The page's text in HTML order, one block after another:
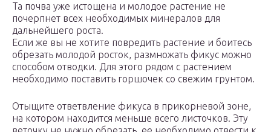
Та почва уже истощена и молодое растение не
почерпнет всех необходимых минералов для
дальнейшего роста.
Если же вы не хотите повредить растение и боитесь
обрезать молодой росток, размножать фикус можно
способом отводки. Для этого рядом с растением
необходимо поставить горшочек со свежим грунтом.
Отыщите ответвление фикуса в прикорневой зоне,
на котором находится меньше всего листочков. Эту